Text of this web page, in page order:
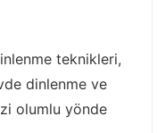
teknikleri,
dinlenme ve
olumlu yönde